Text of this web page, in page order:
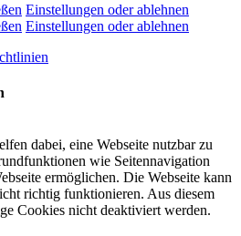
Einstellungen oder ablehnen
Einstellungen oder ablehnen
dabei, eine Webseite nutzbar zu
wie Seitennavigation
ermöglichen. Die Webseite kann
richtig funktionieren. Aus diesem
Cookies nicht deaktiviert werden.